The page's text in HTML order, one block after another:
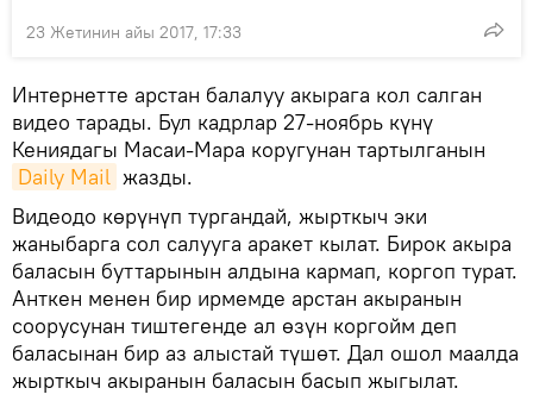
23 Жетинин айы 2017, 17:33
Интернетте арстан балалуу акырага кол салган
видео тарады. Бул кадрлар 27-ноябрь күнү
Кениядагы Масаи-Мара коругунан тартылганын
Daily Mail жазды.
Видеодо көрүнүп тургандай, жырткыч эки
жаныбарга сол салууга аракет кылат. Бирок акыра
баласын буттарынын алдына кармап, коргоп турат.
Анткен менен бир ирмемде арстан акыранын
соорусунан тиштегенде ал өзүн коргойм деп
баласынан бир аз алыстай түшөт. Дал ошол маалда
жырткыч акыранын баласын басып жыгылат.